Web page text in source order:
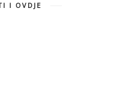
I OVDJE